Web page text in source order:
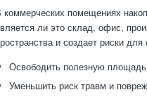
коммерческих помещениях
ли это склад, офис,
и создает риски
Освободить полезную
Уменьшить риск травм и